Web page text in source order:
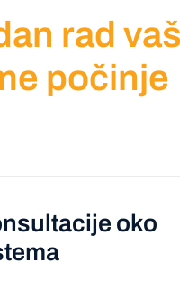
rad
počinje
oko